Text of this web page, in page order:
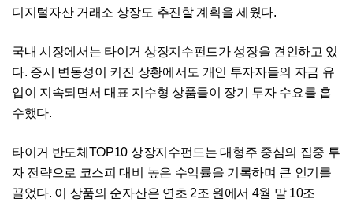
디지털자산 거래소 상장도 추진할 계획을 세웠다.
국내 시장에서는 타이거 상장지수펀드가 성장을 견인하고 있
다. 증시 변동성이 커진 상황에서도 개인 투자자들의 자금 유
입이 지속되면서 대표 지수형 상품들이 장기 투자 수요를 흡
수했다.
타이거 반도체TOP10 상장지수펀드는 대형주 중심의 집중 투
자 전략으로 코스피 대비 높은 수익률을 기록하며 큰 인기를
끌었다. 이 상품의 순자산은 연초 2조 원에서 4월 말 10조